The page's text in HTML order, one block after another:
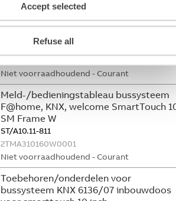
Accept selected
Refuse all
Temperatuursonde F@home FaH
temperatuurvoeler NTC 10 kohm 4m
Niet voorraadhoudend - Courant
Meld-/bedieningstableau bussysteem
F@home, KNX, welcome SmartTouch
SM Frame W
ST/A10.11-811
2TMA310160W0001
Niet voorraadhoudend - Courant
Toebehoren/onderdelen voor
bussysteem KNX 6136/07 inbouwdoos